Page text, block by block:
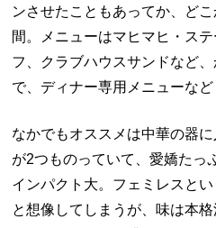
ンさせたこともあってか、ど
間。メニューはマヒマヒ・ス
フ、クラブハウスサンドなど
で、ディナー専用メニューなど
なかでもオススメは中華の器
が2つものっていて、愛嬌たっ
インパクト大。フェミレスと
と想像してしまうが、味は本